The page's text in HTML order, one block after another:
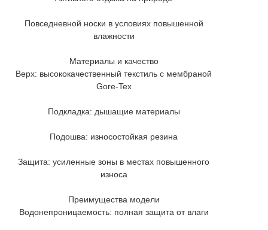
Повседневной носки в условиях повышенной
влажности
Материалы и качество
Верх: высококачественный текстиль с мембраной
Gore-Tex
Подкладка: дышащие материалы
Подошва: износостойкая резина
Защита: усиленные зоны в местах повышенного
износа
Преимущества модели
Водонепроницаемость: полная защита от влаги